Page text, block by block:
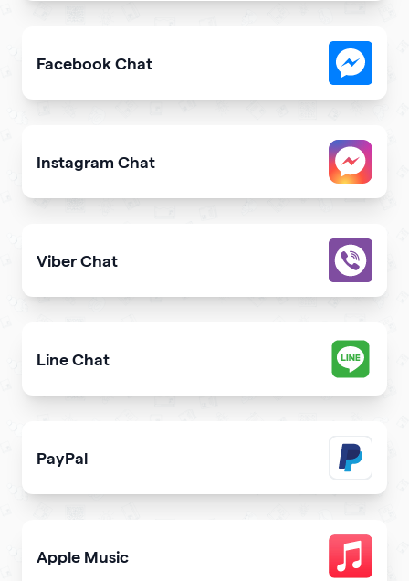
Facebook Chat
Instagram Chat
Allow users to contact you on Instagram from your
Viber Chat
Line Chat
PayPal
Apple Music